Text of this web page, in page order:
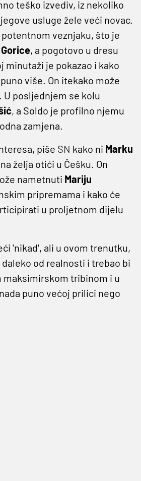
teško izvediv, iz nekoliko
usluge žele veći novac.
veznjaku, što je
Gorice, a pogotovo u dresu
minutaži je pokazao i kako
više. On itekako može
posljednjem se kolu
, a Soldo je profilno njemu
zamjena.
piše SN kako ni Marku
želja otići u Češku. On
nametnuti Mariju
pripremama i kako će
u proljetnom dijelu
'nikad', ali u ovom trenutku,
od realnosti i trebao bi
maksimirskom tribinom i u
puno većoj prilici nego